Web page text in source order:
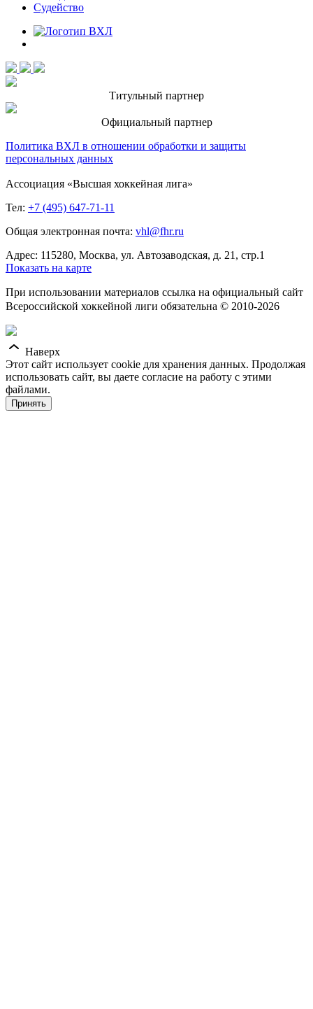
Судейство
Титульный партнер
Официальный партнер
Политика ВХЛ в отношении обработки и защиты
персональных данных
Ассоциация «Высшая хоккейная лига»
Тел: +7 (495) 647-71-11
Общая электронная почта: vhl@fhr.ru
Адрес: 115280, Москва, ул. Автозаводская, д. 21, стр.1
Показать на карте
При использовании материалов ссылка на официальный сайт
Всероссийской хоккейной лиги обязательна © 2010-2026
Наверх
Этот сайт использует cookie для хранения данных. Продолжая
использовать сайт, вы даете согласие на работу с этими
файлами.
Принять